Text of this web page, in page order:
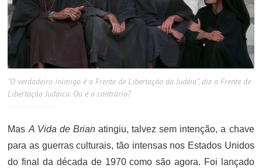
“O verdadeiro inimigo é a Frente de Libertação da Judéia”, diz a Frente de
Libertação Judaica. Ou é o contrário?
MasA Vida de Brianatingiu, talvez sem intenção, a chave
para as guerras culturais, tão intensas nos Estados Unidos
do final da década de 1970 como são agora. Foi lançado